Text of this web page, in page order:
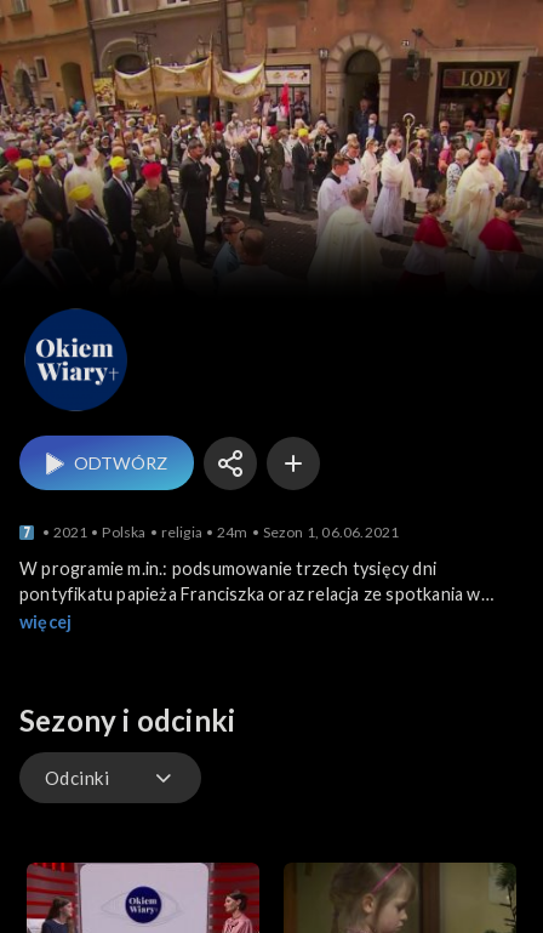
Okiem Wiary
ODTWÓRZ
2021 Polska religia 24m Sezon 1, 06.06.2021
W programie m.in.: podsumowanie trzech tysięcy dni
pontyfikatu papieża Franciszka oraz relacja ze spotkania w
Lednicy. Będzie także wspomnienie pielgrzymki Jana Pawła II do
więcej
Sezony i odcinki
Odcinki